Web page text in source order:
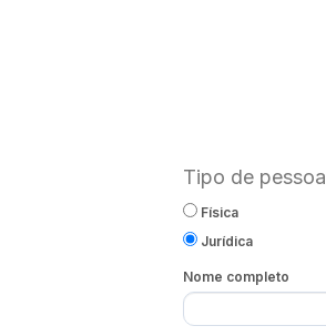
Tipo de pessoa
Física
Jurídica
Nome completo